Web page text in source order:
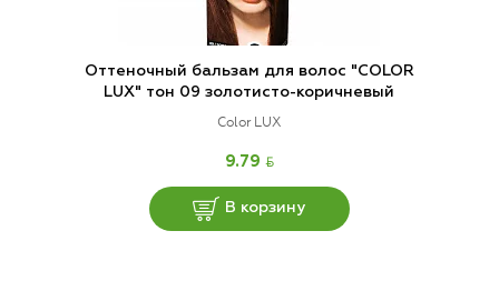
Оттеночный бальзам для волос "COLOR
LUX" тон 09 золотисто-коричневый
Color LUX
9.79 BYN
В корзину